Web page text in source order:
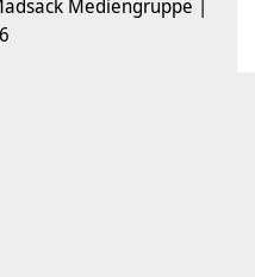
Mediengruppe |